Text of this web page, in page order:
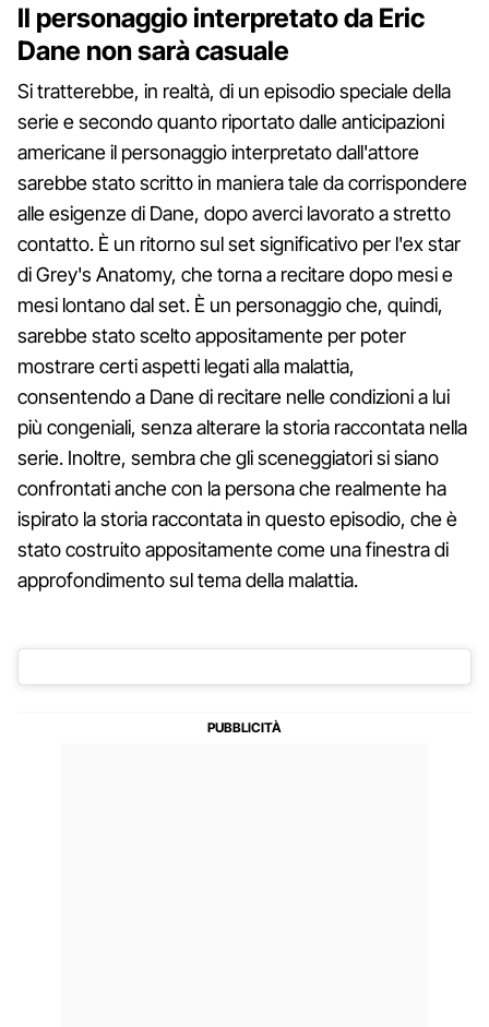
Il personaggio interpretato da Eric
Dane non sarà casuale
Si tratterebbe, in realtà, di un episodio speciale della
serie e secondo quanto riportato dalle anticipazioni
americane il personaggio interpretato dall'attore
sarebbe stato scritto in maniera tale da corrispondere
alle esigenze di Dane, dopo averci lavorato a stretto
contatto. È un ritorno sul set significativo per l'ex star
di Grey's Anatomy, che torna a recitare dopo mesi e
mesi lontano dal set. È un personaggio che, quindi,
sarebbe stato scelto appositamente per poter
mostrare certi aspetti legati alla malattia,
consentendo a Dane di recitare nelle condizioni a lui
più congeniali, senza alterare la storia raccontata nella
serie. Inoltre, sembra che gli sceneggiatori si siano
confrontati anche con la persona che realmente ha
ispirato la storia raccontata in questo episodio, che è
stato costruito appositamente come una finestra di
approfondimento sul tema della malattia.